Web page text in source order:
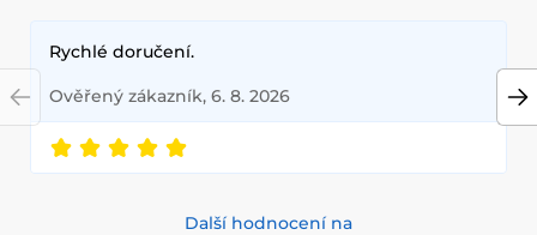
Rychlé doručení.
Ověřený zákazník, 6. 8. 2026
Další hodnocení na